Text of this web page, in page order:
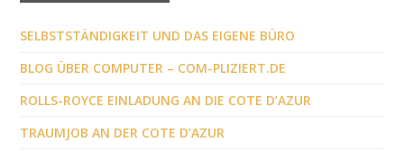
SELBSTSTÄNDIGKEIT UND DAS EIGENE BÜRO
BLOG ÜBER COMPUTER – COM-PLIZIERT.DE
ROLLS-ROYCE EINLADUNG AN DIE COTE D’AZUR
TRAUMJOB AN DER COTE D’AZUR